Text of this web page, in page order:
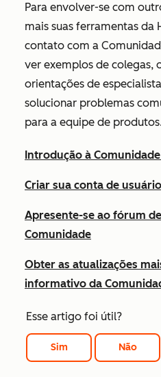
Para envolver-se com
mais suas ferramentas da
contato com a
ver exemplos de colegas,
orientações de
solucionar problemas
para a equipe de
Introdução à
Criar sua conta de
Apresente-se ao fórum
Comunidade
Obter as atualizações
informativo da
Esse artigo foi útil?
Sim Não